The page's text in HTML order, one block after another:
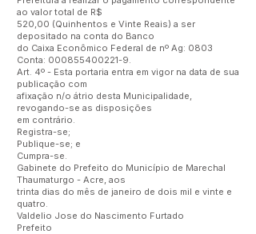
ao valor total de R$
520,00 (Quinhentos e Vinte Reais) a ser
depositado na conta do Banco
do Caixa Econômico Federal de nº Ag: 0803
Conta: 000855400221-9.
Art. 4º - Esta portaria entra em vigor na data de sua
publicação com
afixação n/o átrio desta Municipalidade,
revogando-se as disposições
em contrário.
Registra-se;
Publique-se; e
Cumpra-se.
Gabinete do Prefeito do Município de Marechal
Thaumaturgo - Acre, aos
trinta dias do mês de janeiro de dois mil e vinte e
quatro.
Valdelio Jose do Nascimento Furtado
Prefeito